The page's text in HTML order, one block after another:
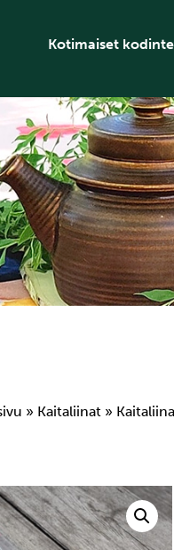
Kotimaiset
» Kaitaliinat »